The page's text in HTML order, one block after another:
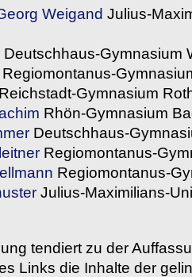
Weigand Julius-
Deutschhaus-Gymnasium
Regiomontanus-
Reichstadt-Gymnasium
Rhön-Gymnasium
Deutschhaus-
Regiomontanus-
Regiomontanus-
Julius-Maximilians-
tendiert zu der
Links die Inhalte der